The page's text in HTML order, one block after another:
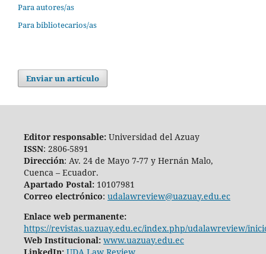
Para autores/as
Para bibliotecarios/as
Enviar un artículo
Editor responsable:Universidad del Azuay
ISSN: 2806-5891
Dirección: Av. 24 de Mayo 7-77 y Hernán Malo,
Cuenca – Ecuador.
Apartado Postal:10107981
Correo electrónico: udalawreview@uazuay.edu.ec
Enlace web permanente:
https://revistas.uazuay.edu.ec/index.php/udalawreview/
Web Institucional: www.uazuay.edu.ec